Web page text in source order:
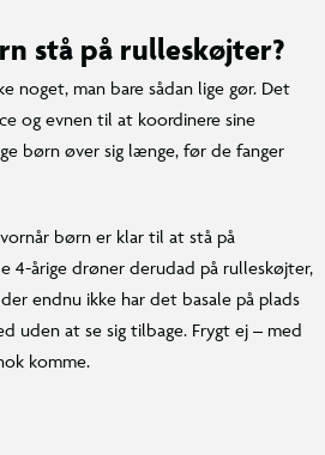
stå på rulleskøjter?
noget, man bare sådan lige gør. Det
og evnen til at koordinere sine
børn øver sig længe, før de fanger
børn er klar til at stå på
4-årige drøner derudad på rulleskøjter,
endnu ikke har det basale på plads
uden at se sig tilbage. Frygt ej – med
komme.